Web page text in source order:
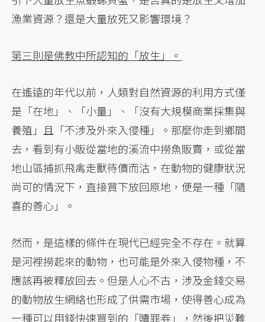
漁業資源？還是大量放死又影響環境？
第三則是佛教中所認知的「放生」。
在遙遠的年代以前，人類對自然資源的利用方式僅
是「在地」、「小量」、「沒有大規模商業採集與
養殖」且「不涉及外來入侵種」。那麼你走到鄉間
去，看到有小販從當地的溪流中撈魚販賣，或從當
地山區捕抓飛禽走獸待價而沽，在動物的健康狀況
尚可的情況下，直接買下放回原地，便是一種「隨
喜的善心」。
然而，是這樣的條件在現代已經完全不存在。就算
是河裡撈起來的動物，也可能是外來入侵物種，不
應該再被釋放回去。但是人心不古，涉及金錢交易
的動物放生網絡也形成了供需市場，使得善心成為
一種可以用錢快速買到的「贖罪券」，然後把災難